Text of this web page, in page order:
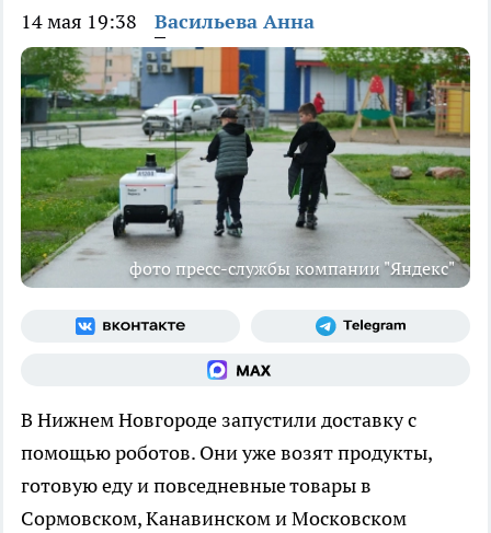
14 мая 19:38 Васильева Анна
фото пресс-службы компании "Яндекс"
В Нижнем Новгороде запустили доставку с
помощью роботов. Они уже возят продукты,
готовую еду и повседневные товары в
Сормовском, Канавинском и Московском